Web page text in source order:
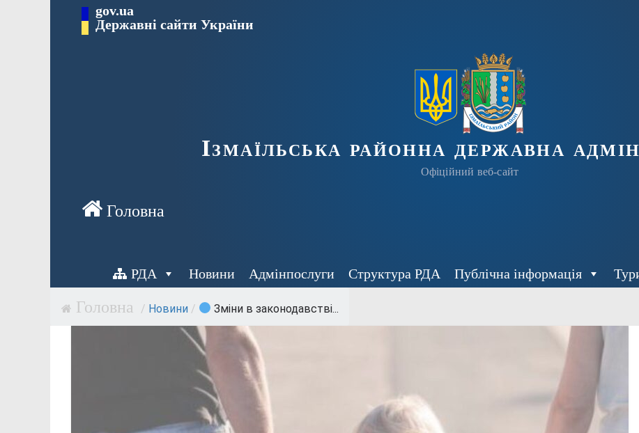
gov.ua
Державні сайти України
Ізмаїльська районна державна
Офіційний веб-сайт
РДА Новини Адмінпослуги Структура РДА Публічна інформація
/ Новини / Зміни в законодавстві...